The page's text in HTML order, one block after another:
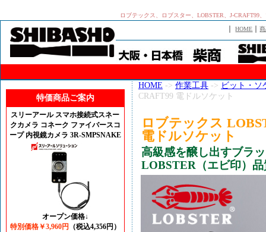
ロブテックス、ロブスター、LOBSTER、J-
｜HOME ｜
特価商品ご案内
スリーアール スマホ接続式スネー
クカメラ コネーク ファイバースコ
ープ 内視鏡カメラ 3R-SMPSNAKE
オープン価格↓
特別価格￥3,960円
（税込4,356円）
HOME -> 作業工具 -> ビット・ソ
CRAFT99 電ドルソケット
ロブテックス
電ドルソケット
高級感を醸し出すブラ
LOBSTER（エビ印）